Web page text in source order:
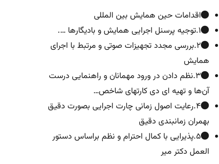
اقدامات حین همایش بین المللی
۱.توجیه پرسنل اجرایی همایش و بادیگارها ….
۲.بررسی مجدد تجهیزات صوتی و مرتبط با اجرای
همایش
۳.نظم دادن در ورود مهمانان و راهنمایی درست
آن‌ها و تهیه ای دی کارتهای شاخص…
۴.رعایت اصول زمانی چارت اجرایی بصورت دقیق
بهمران زمانبندی دقیق
۵.پذیرایی با کمال احترام و نظم براساس دستور
العمل دکتر میر